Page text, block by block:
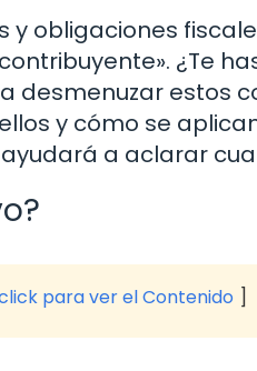
obligaciones
¿Te
desmenuzar estos
y cómo se
a aclarar
para ver el Contenido